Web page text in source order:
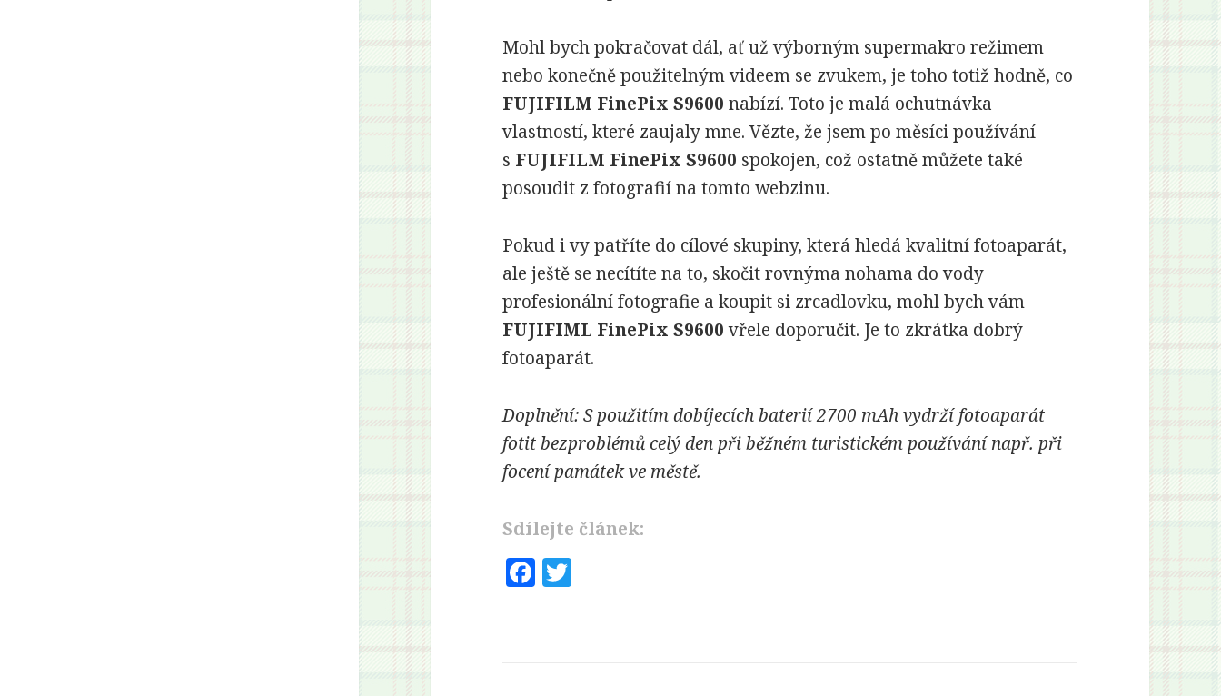
Mohl bych pokračovat dál, ať už výborným supermakro režimem
nebo konečně použitelným videem se zvukem, je toho totiž hodně, co
FUJIFILM FinePix S9600 nabízí. Toto je malá ochutnávka
vlastností, které zaujaly mne. Vězte, že jsem po měsíci používání
s FUJIFILM FinePix S9600 spokojen, což ostatně můžete také
posoudit z fotografií na tomto webzinu.
Pokud i vy patříte do cílové skupiny, která hledá kvalitní fotoaparát,
ale ještě se necítíte na to, skočit rovnýma nohama do vody
profesionální fotografie a koupit si zrcadlovku, mohl bych vám
FUJIFIML FinePix S9600vřele doporučit. Je to zkrátka dobrý
fotoaparát.
Doplnění: S použitím dobíjecích baterií 2700 mAh vydrží fotoaparát
fotit bezproblémů celý den při běžném turistickém používání např. při
focení památek ve městě.
Sdílejte článek:
F